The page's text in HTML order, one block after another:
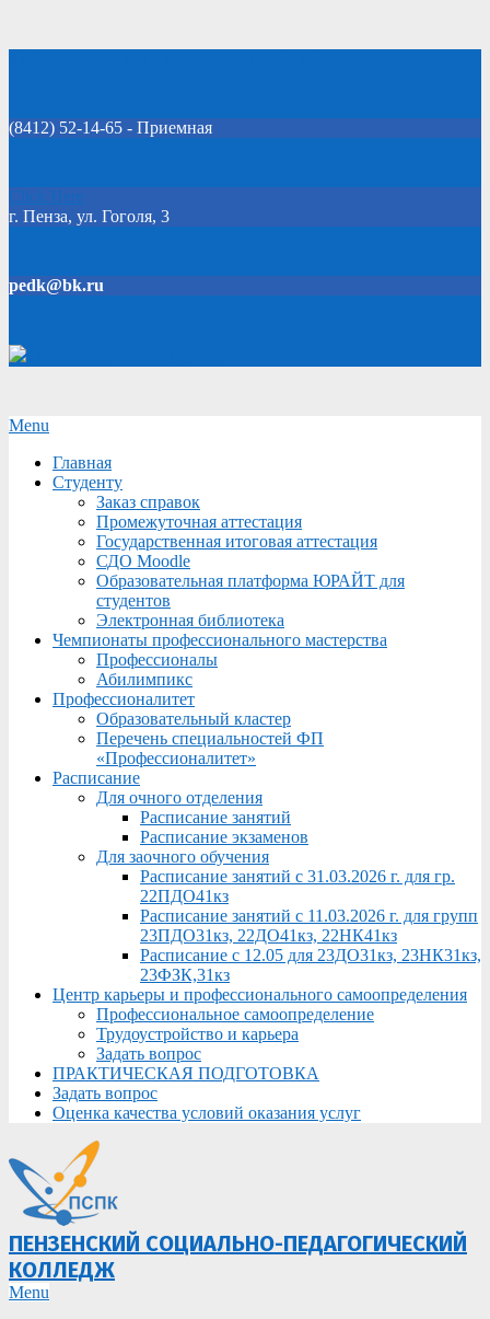
(8412) 52-14-65 - Приемная
Click Here
г. Пенза, ул. Гоголя, 3
pedk@bk.ru
Secondary
Menu
Menu
Главная
Студенту
Заказ справок
Промежуточная аттестация
Государственная итоговая аттестация
СДО Moodle
Образовательная платформа ЮРАЙТ для
студентов
Электронная библиотека
Чемпионаты профессионального мастерства
Профессионалы
Абилимпикс
Профессионалитет
Образовательный кластер
Перечень специальностей ФП
«Профессионалитет»
Расписание
Для очного отделения
Расписание занятий
Расписание экзаменов
Для заочного обучения
Расписание занятий с 31.03.2026 г. для гр.
22ПДО41кз
Расписание занятий с 11.03.2026 г. для групп
23ПДО31кз, 22ДО41кз, 22НК41кз
Расписание с 12.05 для 23ДО31кз, 23НК31кз,
23ФЗК,31кз
Центр карьеры и профессионального самоопределения
Профессиональное самоопределение
Трудоустройство и карьера
Задать вопрос
ПРАКТИЧЕСКАЯ ПОДГОТОВКА
Задать вопрос
Оценка качества условий оказания услуг
ПЕНЗЕНСКИЙ СОЦИАЛЬНО-ПЕДАГОГИЧЕСКИЙ
КОЛЛЕДЖ
Primary
Menu